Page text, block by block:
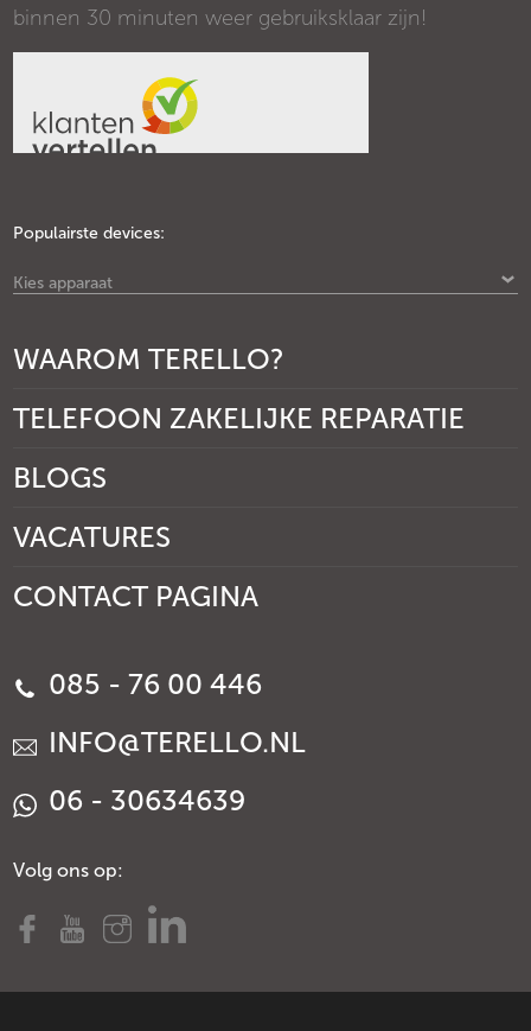
binnen 30 minuten weer gebruiksklaar zijn!
Populairste devices:
Kies apparaat
WAAROM TERELLO?
TELEFOON ZAKELIJKE REPARATIE
BLOGS
VACATURES
CONTACT PAGINA
085 - 76 00 446
INFO@TERELLO.NL
06 - 30634639
Volg ons op: